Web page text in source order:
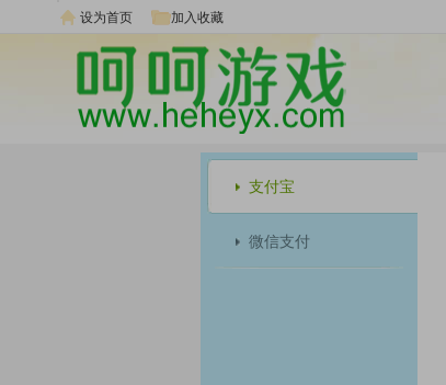
设为首页 加入收藏
支付宝
微信支付